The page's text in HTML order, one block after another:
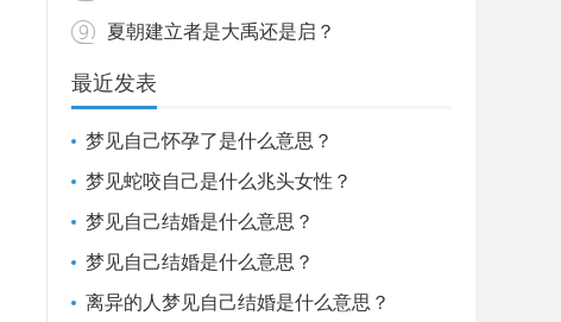
夏朝建立者是大禹还是启？
最近发表
梦见自己怀孕了是什么意思？
梦见蛇咬自己是什么兆头女性？
梦见自己结婚是什么意思？
梦见自己结婚是什么意思？
离异的人梦见自己结婚是什么意思？